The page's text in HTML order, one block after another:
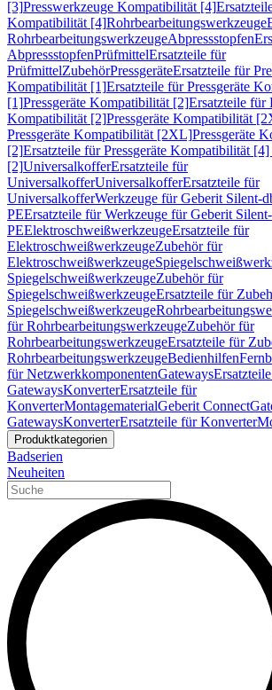
[3]Presswerkzeuge Kompatibilität [4]
Kompatibilität [4]Rohrbearbeitungswerkzeuge
RohrbearbeitungswerkzeugeAbpressstopfen
AbpressstopfenPrüfmittelErsatzteile für
PrüfmittelZubehörPressgeräteErsatzteile für
Kompatibilität [1]Ersatzteile für Pressgeräte
[1]Pressgeräte Kompatibilität [2]Ersatzteile für
Kompatibilität [2]Pressgeräte Kompatibilität
Pressgeräte Kompatibilität [2XL]Pressgeräte
[2]Ersatzteile für Pressgeräte Kompatibilität [4]
[2]UniversalkofferErsatzteile für
UniversalkofferUniversalkofferErsatzteile für
UniversalkofferWerkzeuge für Geberit Silent-
PEErsatzteile für Werkzeuge für Geberit
PEElektroschweißwerkzeugeErsatzteile für
ElektroschweißwerkzeugeZubehör für
Elektroschweißwerkzeuge
SpiegelschweißwerkzeugeZubehör für
SpiegelschweißwerkzeugeErsatzteile für
Spiegelschweißwerkzeuge
für RohrbearbeitungswerkzeugeZubehör für
RohrbearbeitungswerkzeugeErsatzteile für
RohrbearbeitungswerkzeugeBedienhilfen
für NetzwerkkomponentenGateways
GatewaysKonverterErsatzteile für
KonverterMontagematerialGeberit Connect
GatewaysKonverterErsatzteile für Konverter
Produktkategorien
Badserien
Neuheiten